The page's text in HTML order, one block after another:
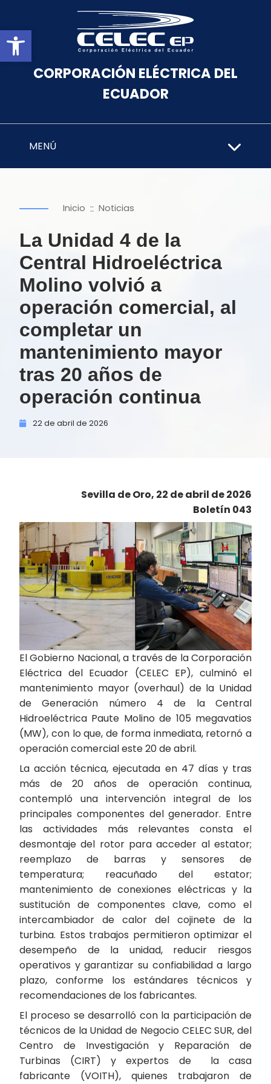
Abrir barra de herramientas
CORPORACIÓN ELÉCTRICA DEL
ECUADOR
MENÚ
Inicio :: Noticias
La Unidad 4 de la
Central Hidroeléctrica
Molino volvió a
operación comercial, al
completar un
mantenimiento mayor
tras 20 años de
operación continua
22 de abril de 2026
Sevilla de Oro, 22 de abril de 2026
Boletín 043
El Gobierno Nacional, a través de la Corporación
Eléctrica del Ecuador (CELEC EP), culminó el
mantenimiento mayor (overhaul) de la Unidad
de Generación número 4 de la Central
Hidroeléctrica Paute Molino de 105 megavatios
(MW), con lo que, de forma inmediata, retornó a
operación comercial este 20 de abril.
La acción técnica, ejecutada en 47 días y tras
más de 20 años de operación continua,
contempló una intervención integral de los
principales componentes del generador. Entre
las actividades más relevantes consta el
desmontaje del rotor para acceder al estator;
reemplazo de barras y sensores de
temperatura; reacuñado del estator;
mantenimiento de conexiones eléctricas y la
sustitución de componentes clave, como el
intercambiador de calor del cojinete de la
turbina. Estos trabajos permitieron optimizar el
desempeño de la unidad, reducir riesgos
operativos y garantizar su confiabilidad a largo
plazo, conforme los estándares técnicos y
recomendaciones de los fabricantes.
El proceso se desarrolló con la participación de
técnicos de la Unidad de Negocio CELEC SUR, del
Centro de Investigación y Reparación de
Turbinas (CIRT) y expertos de la casa
fabricante (VOITH), quienes trabajaron de